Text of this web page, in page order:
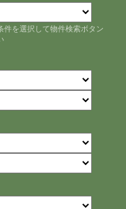
件を選択して物件検索ボタン